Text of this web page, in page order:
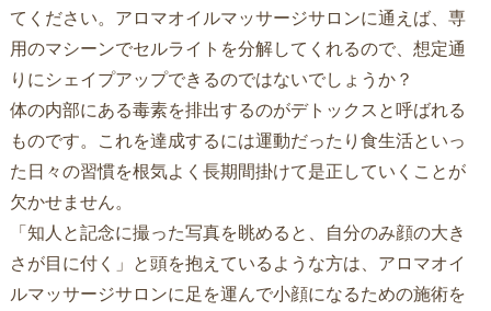
てください。アロマオイルマッサージサロンに通えば、専
用のマシーンでセルライトを分解してくれるので、想定通
りにシェイプアップできるのではないでしょうか？
体の内部にある毒素を排出するのがデトックスと呼ばれる
ものです。これを達成するには運動だったり食生活といっ
た日々の習慣を根気よく長期間掛けて是正していくことが
欠かせません。
「知人と記念に撮った写真を眺めると、自分のみ顔の大き
さが目に付く」と頭を抱えているような方は、アロマオイ
ルマッサージサロンに足を運んで小顔になるための施術を